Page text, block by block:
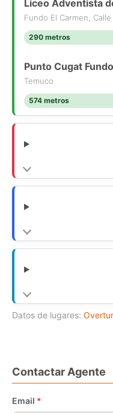
Liceo Adventista
Fundo El Carmen,
290 metros
Punto Cugat
Temuco
574 metros
Datos de lugares:
Contactar Agente
Email *